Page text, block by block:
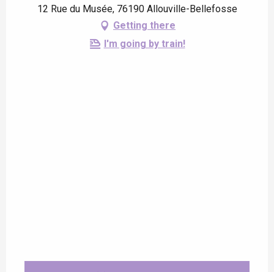
12 Rue du Musée, 76190 Allouville-Bellefosse
Getting there
I'm going by train!